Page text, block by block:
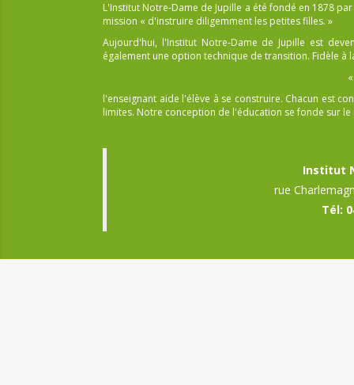
L'Institut Notre-Dame de Jupille a été fondé en 1878
mission « d'instruire diligemment les petites filles. »
Aujourd'hui, l'Institut Notre-Dame de Jupille est
également une option technique de transition. Fidèle à
l'enseignant aide l'élève à se construire. Chacun est
limites. Notre conception de l'éducation se fonde sur
Institut
rue
Tél: